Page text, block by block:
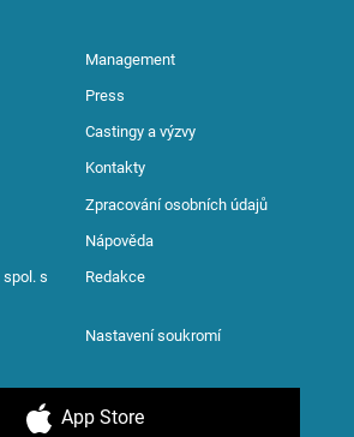
Management
Press
Castingy a výzvy
Kontakty
Zpracování osobních údajů
Nápověda
s
Redakce
Nastavení soukromí
App Store